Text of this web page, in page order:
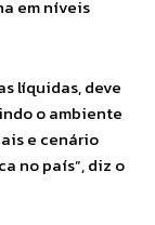
em níveis
líquidas, deve
o ambiente
e cenário
no país”, diz o